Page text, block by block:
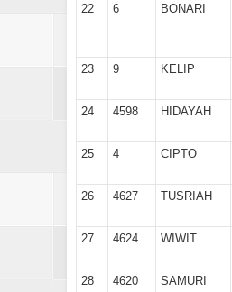
22
6 BONARI
23
9 KELIP
24
4598 HIDAYAH
25
4 CIPTO
26
4627 TUSRIAH
27
4624 WIWIT
28
4620 SAMURI